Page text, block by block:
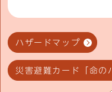
ハザードマップ
災害避難カード「命の